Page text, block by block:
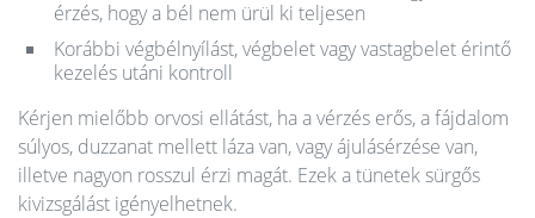
érzés, hogy a bél nem ürül ki teljesen
Korábbi végbélnyílást, végbelet vagy vastagbelet érintő
kezelés utáni kontroll
Kérjen mielőbb orvosi ellátást, ha a vérzés erős, a fájdalom
súlyos, duzzanat mellett láza van, vagy ájulásérzése van,
illetve nagyon rosszul érzi magát. Ezek a tünetek sürgős
kivizsgálást igényelhetnek.